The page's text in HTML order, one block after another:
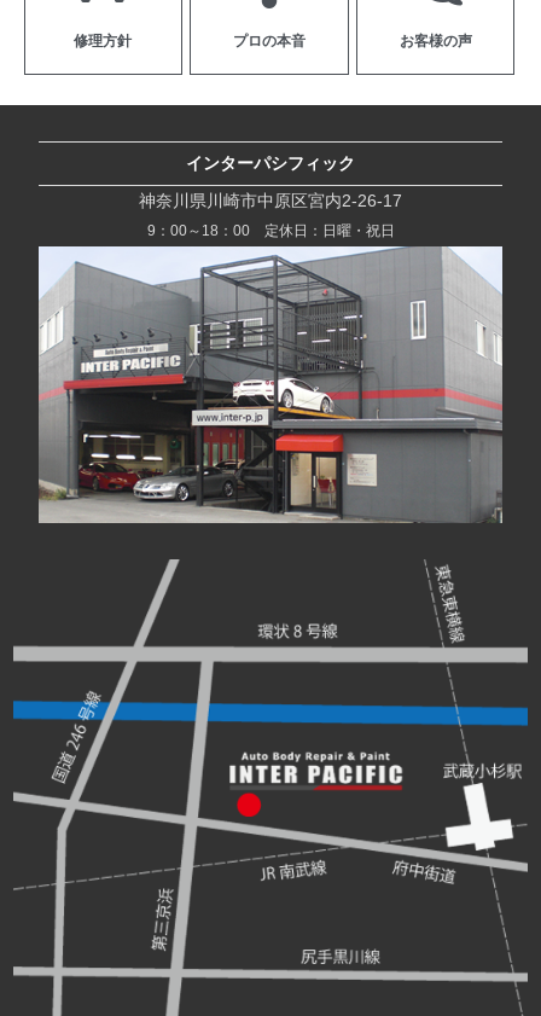
修理方針 プロの本音 お客様の声
インターパシフィック
神奈川県川崎市中原区宮内2-26-17
9：00～18：00 定休日：日曜・祝日